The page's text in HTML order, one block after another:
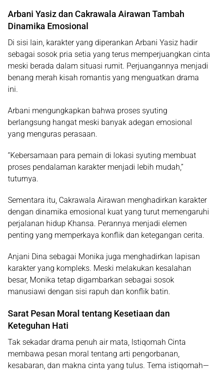
Arbani Yasiz dan Cakrawala Airawan Tambah
Dinamika Emosional
Di sisi lain, karakter yang diperankan Arbani Yasiz hadir
sebagai sosok pria setia yang terus memperjuangkan cinta
meski berada dalam situasi rumit. Perjuangannya menjadi
benang merah kisah romantis yang menguatkan drama
ini.
Arbani mengungkapkan bahwa proses syuting
berlangsung hangat meski banyak adegan emosional
yang menguras perasaan.
“Kebersamaan para pemain di lokasi syuting membuat
proses pendalaman karakter menjadi lebih mudah,”
tuturnya.
Sementara itu, Cakrawala Airawan menghadirkan karakter
dengan dinamika emosional kuat yang turut memengaruhi
perjalanan hidup Khansa. Perannya menjadi elemen
penting yang memperkaya konflik dan ketegangan cerita.
Anjani Dina sebagai Monika juga menghadirkan lapisan
karakter yang kompleks. Meski melakukan kesalahan
besar, Monika tetap digambarkan sebagai sosok
manusiawi dengan sisi rapuh dan konflik batin.
Sarat Pesan Moral tentang Kesetiaan dan
Keteguhan Hati
Tak sekadar drama penuh air mata, Istiqomah Cinta
membawa pesan moral tentang arti pengorbanan,
kesabaran, dan makna cinta yang tulus. Tema istiqomah—